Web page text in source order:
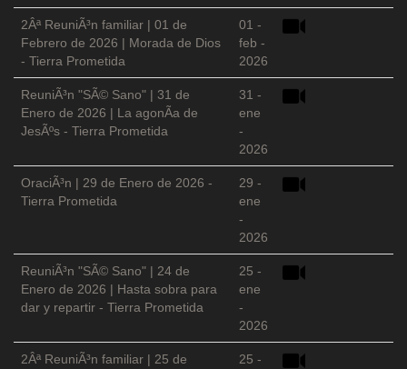
2Âª ReuniÃ³n familiar | 01 de
Febrero de 2026 | Morada de Dios
- Tierra Prometida
01 -
feb -
2026
ReuniÃ³n "SÃ© Sano" | 31 de
Enero de 2026 | La agonÃ­a de
JesÃºs - Tierra Prometida
31 -
ene
-
2026
OraciÃ³n | 29 de Enero de 2026 -
Tierra Prometida
29 -
ene
-
2026
ReuniÃ³n "SÃ© Sano" | 24 de
Enero de 2026 | Hasta sobra para
dar y repartir - Tierra Prometida
25 -
ene
-
2026
2Âª ReuniÃ³n familiar | 25 de
25 -